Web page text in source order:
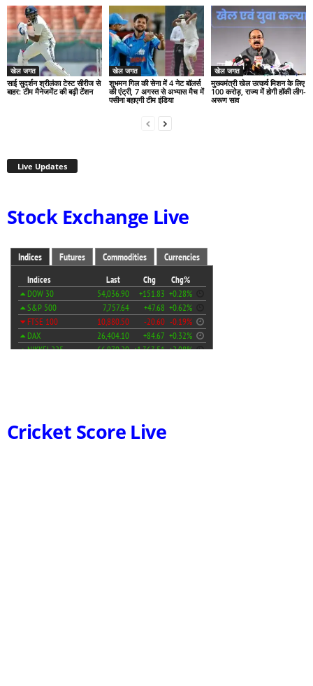
खेल जगत
साई सुदर्शन श्रीलंका टेस्ट सीरीज से
बाहर: टीम मैनेजमेंट की बढ़ी टेंशन
खेल जगत
शुभमन गिल की सेना में 4 नेट बॉलर्स
की एंट्री, 7 अगस्त से अभ्यास मैच में
पसीना बहाएगी टीम इंडिया
खेल जगत
मुख्यमंत्री खेल उत्कर्ष मिशन के लिए
100 करोड़, राज्य में होगी हॉकी लीग-
अरूण साव
Live Updates
Stock Exchange Live
Cricket Score Live